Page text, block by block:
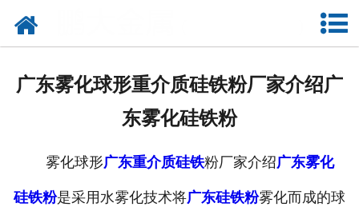
广东雾化球形重介质硅铁粉厂家介绍广
东雾化硅铁粉
雾化球形广东重介质硅铁粉厂家介绍广东雾化
硅铁粉是采用水雾化技术将广东硅铁粉雾化而成的球